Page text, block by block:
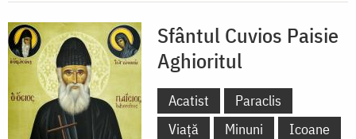
Sfântul Cuvios Paisie
Aghioritul
Acatist
Paraclis
Viață
Minuni
Icoane